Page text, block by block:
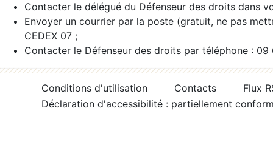
Contacter le délégué du Défenseur des droits dans
Envoyer un courrier par la poste (gratuit, ne pas
CEDEX 07 ;
Contacter le Défenseur des droits par téléphone :
Conditions d'utilisation Contacts
Flux
Déclaration d'accessibilité : partiellement